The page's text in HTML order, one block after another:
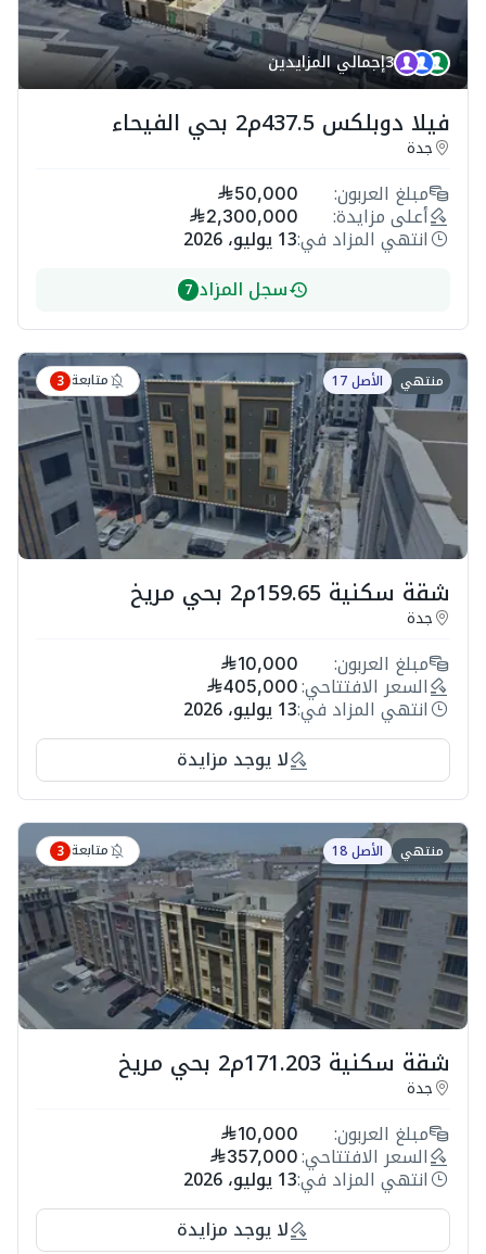
3إجمالي المزايدين
فيلا دوبلكس 437.5م2 بحي الفيحاء
جدة
مبلغ العربون: 50,000
أعلى مزايدة: 2,300,000
انتهي المزاد في:13 يوليو، 2026
سجل المزاد 7
منتهي الأصل 17 متابعة 3
شقة سكنية 159.65م2 بحي مريخ
جدة
مبلغ العربون: 10,000
السعر الافتتاحي: 405,000
انتهي المزاد في:13 يوليو، 2026
لا يوجد مزايدة
منتهي الأصل 18 متابعة 3
شقة سكنية 171.203م2 بحي مريخ
جدة
مبلغ العربون: 10,000
السعر الافتتاحي: 357,000
انتهي المزاد في:13 يوليو، 2026
لا يوجد مزايدة